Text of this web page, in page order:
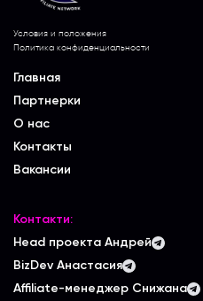
Условия и положения
Политика конфиденциальности
Главная
Партнерки
О нас
Контакты
Вакансии
Контакти:
Head проекта Андрей
BizDev Анастасия
Affiliate-менеджер Снижана